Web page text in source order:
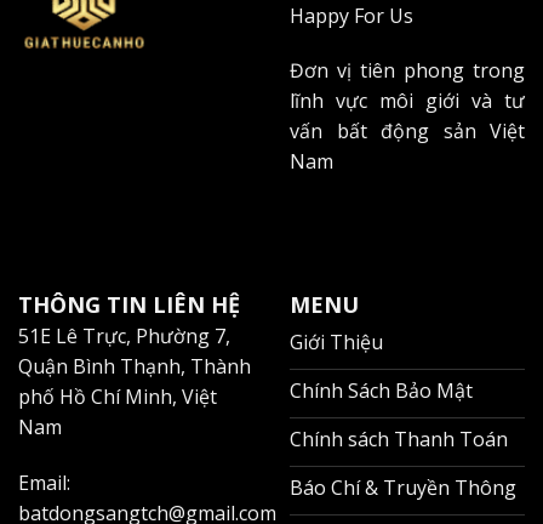
Happy For Us
Đơn vị tiên phong trong
lĩnh vực môi giới và tư
vấn bất động sản Việt
Nam
THÔNG TIN LIÊN HỆ
51E Lê Trực, Phường 7,
Quận Bình Thạnh, Thành
phố Hồ Chí Minh, Việt
Nam
Email:
batdongsangtch@gmail.com
MENU
Giới Thiệu
Chính Sách Bảo Mật
Chính sách Thanh Toán
Báo Chí & Truyền Thông